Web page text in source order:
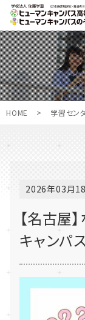
HOME > 学習セン
2026年03月
【名古屋
キャンパ